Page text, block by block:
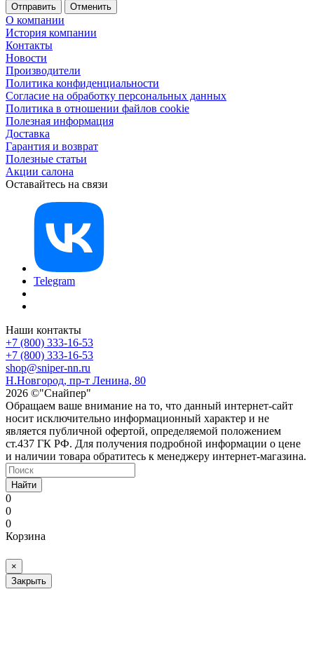
Отменить
О компании
История компании
Контакты
Новости
Производители
Политика конфиденциальности
Согласие на обработку персональных данных
Политика в отношении файлов cookie
Полезная информация
Доставка
Гарантия и возврат
Полезные статьи
Акции салона
Оставайтесь на связи
Telegram
Наши контакты
+7 (800) 333-16-53
+7 (800) 333-16-53
shop@sniper-nn.ru
Н.Новгород, пр-т Ленина, 80
2026 ©"Снайпер"
Обращаем ваше внимание на то, что данный интернет-сайт
носит исключительно информационный характер и не
является публичной офертой, определяемой положением
ст.437 ГК РФ. Для получения подробной информации о цене
и наличии товара обратитесь к менеджеру интернет-магазина.
Найти
0
0
0
Корзина
×
Закрыть